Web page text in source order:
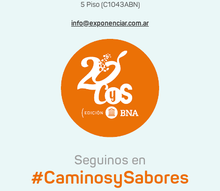
5 Piso (C1043ABN)
info@exponenciar.com.ar
Seguinos en
#CaminosySabores